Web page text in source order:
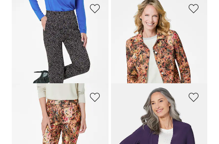
LOUISAmet jacquardpatroon
119,95 €
Laagste prijs van de afgelopen 30
dagen**: 99,95 € (-10%)
GOLDNER
109,95 €159,95 €
Laagste prijs van de afgelopen 30
dagen**: 119,95 €
(-8%)
Fluwelen broek met all-over print
159,95 €
Soepelvallend, lang jersey jasje
119,95 €
+ 3